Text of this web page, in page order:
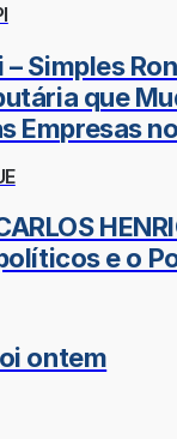
– Simples
que
Empresas
e o
ontem